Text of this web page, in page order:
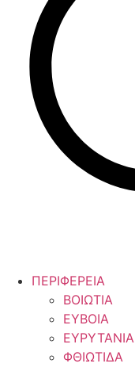
ΠΕΡΙΦΕΡΕΙΑ
ΒΟΙΩΤΙΑ
ΕΥΒΟΙΑ
ΕΥΡΥΤΑΝΙΑ
ΦΘΙΩΤΙΔΑ